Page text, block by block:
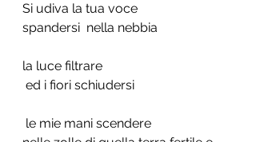
Si udiva la tua voce
spandersi  nella nebbia
la luce filtrare
ed i fiori schiudersi
le mie mani scendere